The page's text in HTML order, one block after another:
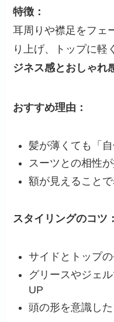
特徴：
耳周りや襟足をフェ
り上げ、トップに軽
ジネス感とおしゃれ
おすすめ理由：
髪が薄くても「
スーツとの相性
額が見えること
スタイリングのコツ：
サイドとトップ
グリースやジェ
UP
頭の形を意識し